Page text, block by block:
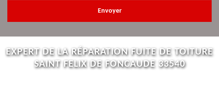
EXPERT DE LA RÉPARATION FUITE DE TOITURE
SAINT FELIX DE FONCAUDE 33540